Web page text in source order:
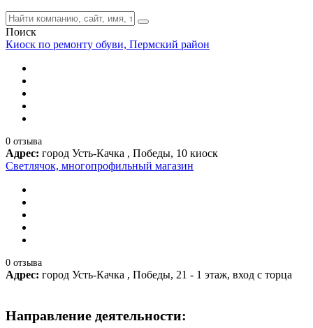
Поиск
Киоск по ремонту обуви, Пермский район
0 отзыва
Адрес: город Усть-Качка , Победы, 10 киоск
Светлячок, многопрофильный магазин
0 отзыва
Адрес: город Усть-Качка , Победы, 21 - 1 этаж, вход с торца
Направление деятельности: